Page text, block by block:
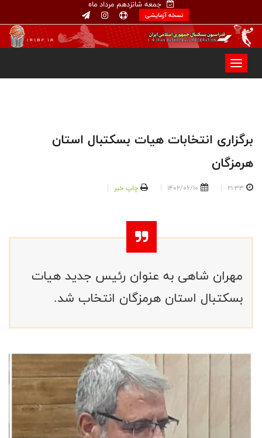
جمعه شانزدهم مرداد ماه
نسخه آزمایشی
برگزاری انتخابات هیات بسکتبال استان
هرمزگان
21:33
1402/06/10 چاپ خبر
مهران شاهی به عنوان رئیس جدید هیات
بسکتبال استان هرمزگان انتخاب شد.